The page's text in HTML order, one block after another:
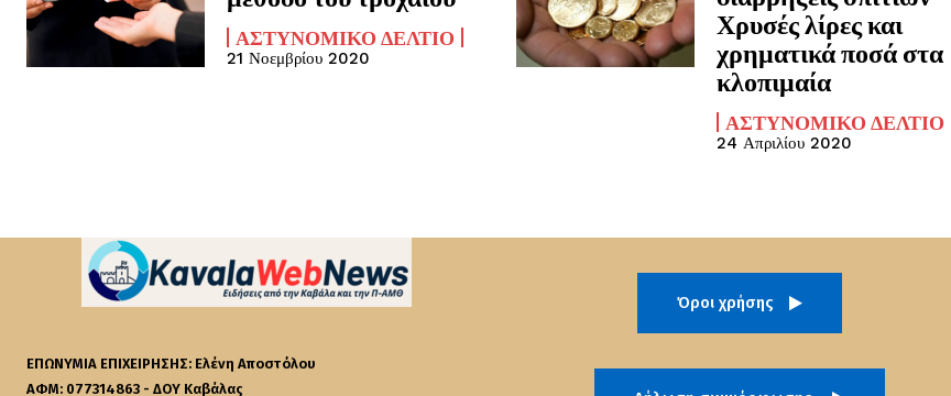
ΑΣΤΥΝΟΜΙΚΌ ΔΕΛΤΊΟ
21 Νοεμβρίου 2020
Χρυσές λίρες και
χρηματικά ποσά στα
κλοπιμαία
ΑΣΤΥΝΟΜΙΚΌ ΔΕΛΤΊΟ
24 Απριλίου 2020
ΕΠΩΝΥΜΙΑ ΕΠΙΧΕΙΡΗΣΗΣ: Ελένη Αποστόλου
ΑΦΜ: 077314863 - ΔΟΥ Καβάλας
Όροι χρήσης